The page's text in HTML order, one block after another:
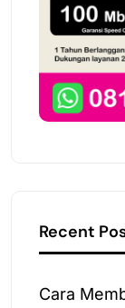
Recent
Cara